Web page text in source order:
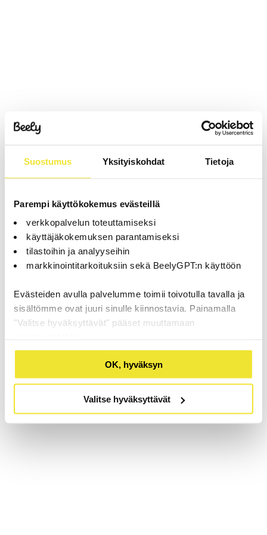
Suostumus Yksityiskohdat Tietoja
Parempi käyttökokemus evästeillä
verkkopalvelun toteuttamiseksi
käyttäjäkokemuksen parantamiseksi
tilastoihin ja analyyseihin
markkinointitarkoituksiin sekä BeelyGPT:n käyttöön
Evästeiden avulla palvelumme toimii toivotulla tavalla ja
sisältömme ovat juuri sinulle kiinnostavia. Painamalla
"Valitse hyväksyttävät" pääset muuttamaan
OK, hyväksyn
Valitse hyväksyttävät